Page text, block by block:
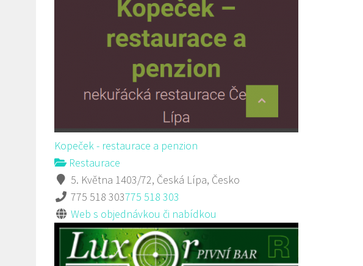
Kopeček - restaurace a penzion
Restaurace
5. Května 1403/72, Česká Lípa, Česko
775 518 303775 518 303
Web s objednávkou či nabídkou